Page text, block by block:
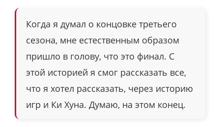
Когда я думал о концовке третьего
сезона, мне естественным образом
пришло в голову, что это финал. С
этой историей я смог рассказать все,
что я хотел рассказать, через историю
игр и Ки Хуна. Думаю, на этом конец.